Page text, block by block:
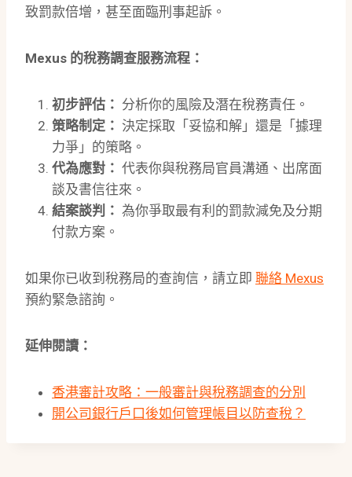
致罰款倍增，甚至面臨刑事起訴。
Mexus 的稅務調查服務流程：
初步評估： 分析你的風險及潛在稅務責任。
策略制定： 決定採取「妥協和解」還是「據理
力爭」的策略。
代為應對： 代表你與稅務局官員溝通、出席面
談及書信往來。
結案談判： 為你爭取最有利的罰款減免及分期
付款方案。
如果你已收到稅務局的查詢信，請立即 聯絡 Mexus
預約緊急諮詢。
延伸閱讀：
香港審計攻略：一般審計與稅務調查的分別
開公司銀行戶口後如何管理帳目以防查稅？